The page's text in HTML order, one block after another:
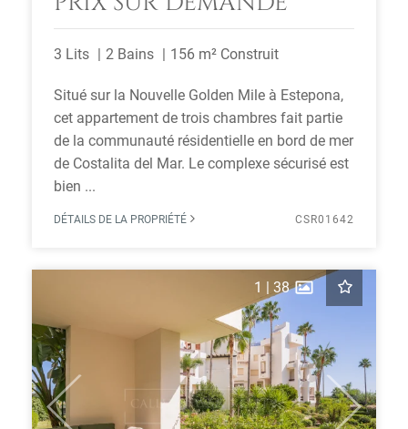
3 Lits 2 Bains 156 m² Construit
Situé sur la Nouvelle Golden Mile à Estepona,
cet appartement de trois chambres fait partie
de la communauté résidentielle en bord de mer
de Costalita del Mar. Le complexe sécurisé est
bien ...
DÉTAILS DE LA PROPRIÉTÉ CSR01642
Previous Next
1 | 38